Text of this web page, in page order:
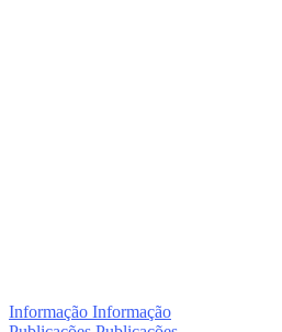
Informação Informação